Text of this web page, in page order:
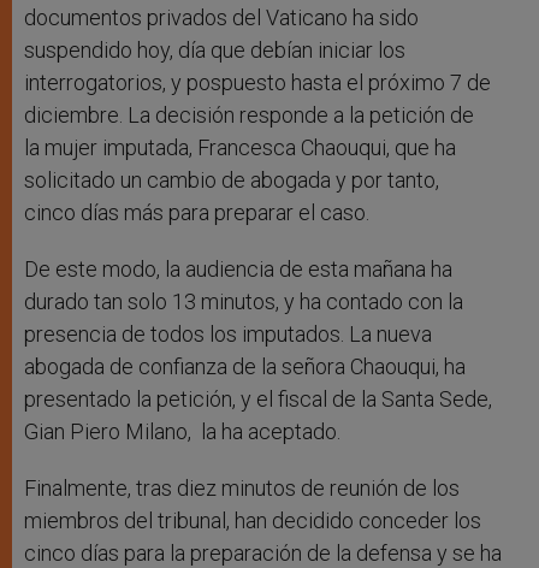
documentos privados del Vaticano ha sido
suspendido hoy, día que debían iniciar los
interrogatorios, y pospuesto hasta el próximo 7 de
diciembre. La decisión responde a la petición de
la mujer imputada, Francesca Chaouqui, que ha
solicitado un cambio de abogada y por tanto,
cinco días más para preparar el caso.
De este modo, la audiencia de esta mañana ha
durado tan solo 13 minutos, y ha contado con la
presencia de todos los imputados. La nueva
abogada de confianza de la señora Chaouqui, ha
presentado la petición, y el fiscal de la Santa Sede,
Gian Piero Milano, la ha aceptado.
Finalmente, tras diez minutos de reunión de los
miembros del tribunal, han decidido conceder los
cinco días para la preparación de la defensa y se ha